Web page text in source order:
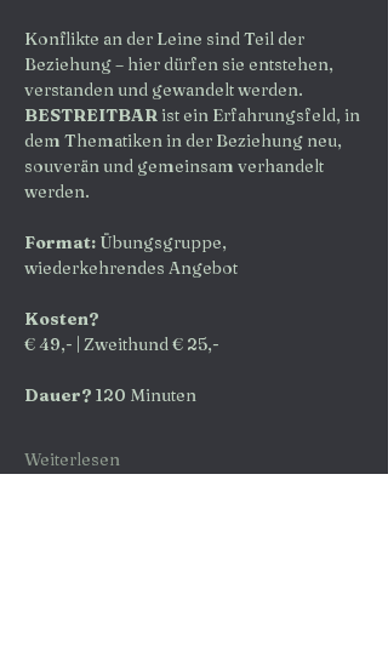
Konflikte an der Leine sind Teil der
Beziehung – hier dürfen sie entstehen,
verstanden und gewandelt werden.
BESTREITBAR ist ein Erfahrungsfeld, in
dem Thematiken in der Beziehung neu,
souverän und gemeinsam verhandelt
werden.
Format: Übungsgruppe,
wiederkehrendes Angebot
Kosten?
€ 49,- | Zweithund € 25,-
Dauer? 120 Minuten
Weiterlesen